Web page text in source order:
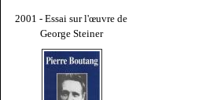
2001 - Essai sur l'œuvre de
George Steiner